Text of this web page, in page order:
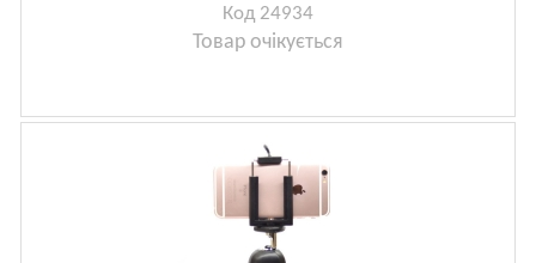
Код 24934
Товар очікується